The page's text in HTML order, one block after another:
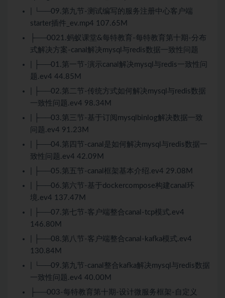
| └──09.第九节-测试编写的服务注册中心客户端
starter插件_ev.mp4 107.65M
├──0021.蚂蚁课堂&每特教育-每特教育第十期-分布
式解决方案-canal解决mysql与redis数据一致性问题
| ├──01.第一节-演示canal解决mysql与redis一致性问
题.ev4 44.85M
| ├──02.第二节-传统方式如何解决mysql与redis数据
一致性问题.ev4 98.34M
| ├──03.第三节-基于订阅mysqlbinlog解决数据一致
问题.ev4 91.23M
| ├──04.第四节-canal是如何解决mysql与redis数据一
致性问题.ev4 42.09M
| ├──05.第五节-canal框架基本介绍.ev4 29.08M
| ├──06.第六节-基于dockercompose构建canal环
境.ev4 137.47M
| ├──07.第七节-客户端整合canal-tcp模式.ev4
146.80M
| ├──08.第八节-客户端整合canal-kafka模式.ev4
130.84M
| └──09.第九节-canal整合kafka解决mysql与redis数据
一致性问题.ev4 40.00M
├──003-每特教育第十期-设计微服务框架-自定义